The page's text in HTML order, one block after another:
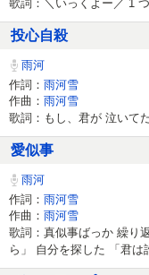
歌詞：＼いっくよー／ 1
投心自殺
雨河
作詞： 雨河雪
作曲： 雨河雪
歌詞：もし、君が 泣いて
愛似事
雨河
作詞： 雨河雪
作曲： 雨河雪
歌詞：真似事ばっか 繰り
ら」 自分を探した 「君は